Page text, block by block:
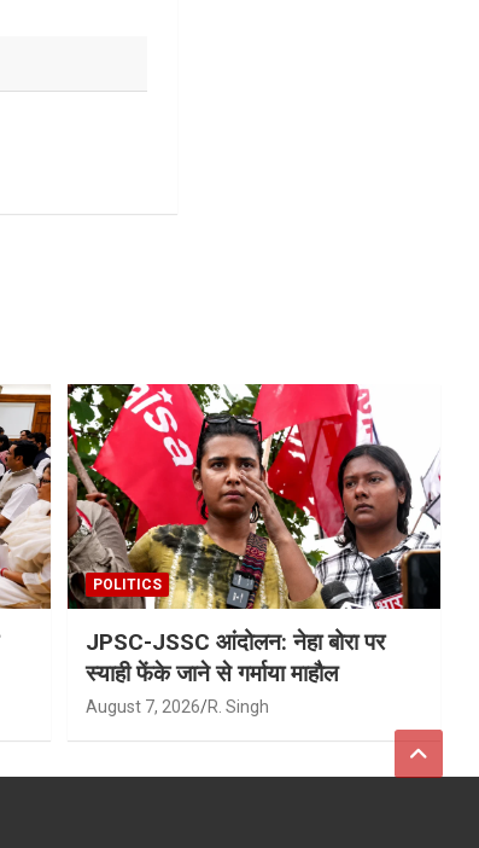
POLITICS
JPSC-JSSC आंदोलन: नेहा बोरा पर
स्याही फेंके जाने से गर्माया माहौल
August 7, 2026 R. Singh